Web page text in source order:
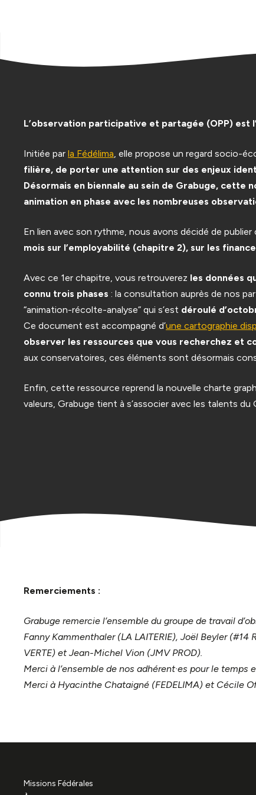
L’observation participative et partagée (OPP)
Initiée par la Fédélima, elle propose un regard socio-
filière, de porter une attention sur des enjeux
Désormais en biennale au sein de Grabuge, cette
animation en phase avec les nombreuses
En lien avec son rythme, nous avons décidé de
mois sur l’employabilité (chapitre 2), sur les
Avec ce 1er chapitre, vous retrouverez les données
connu trois phases : la consultation auprès de nos
“animation-récolte-analyse” qui s’est déroulé
Ce document est accompagné d’une cartographie
observer les ressources que vous recherchez et
aux conservatoires, ces éléments sont désormais
Enfin, cette ressource reprend la nouvelle charte
valeurs, Grabuge tient à s’associer avec les talents
Remerciements :
Grabuge remercie l’ensemble du groupe de travail
Fanny Kammenthaler (LA LAITERIE), Joël Beyler (#14
VERTE) et Jean-Michel Vion (JMV PROD).
Merci à l’ensemble de nos adhérent·es pour le
Merci à Hyacinthe Chataigné (FEDELIMA) et Cécile
Missions Fédérales